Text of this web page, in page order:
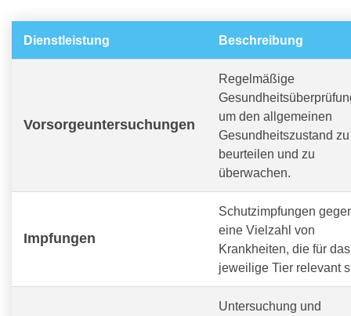
Dienstleistung Beschreibung
Vorsorgeuntersuchungen
Regelmäßige
um den allgemeinen
Gesundheitszustand zu
beurteilen und zu
überwachen.
Impfungen
Schutzimpfungen
eine Vielzahl von
Krankheiten, die für das
jeweilige Tier relevant
Untersuchung und